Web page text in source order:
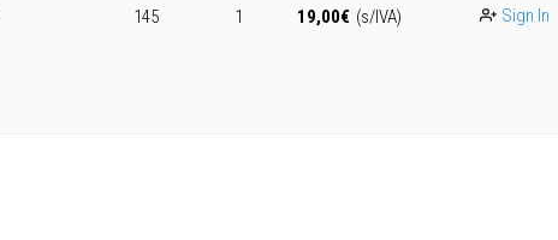
145 1 19,00€ (s/IVA) Sign In